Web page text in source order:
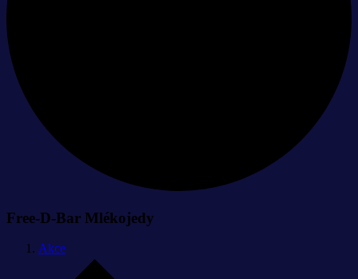
Free-D-Bar Mlékojedy
Akce